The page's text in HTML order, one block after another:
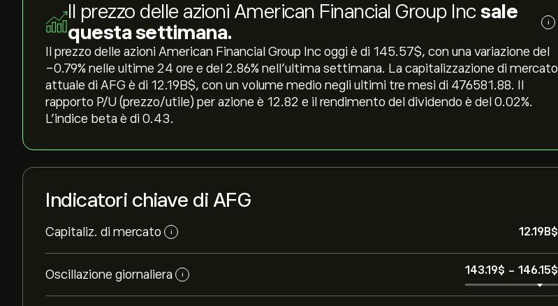
Il prezzo delle azioni American Financial Group Incsale
questa settimana.
i
Il prezzo delle azioni American Financial Group Inc oggi è di 145.57‎$‎, con una variazione del
‎-0.79‎% nelle ultime 24 ore e del ‎2.86‎% nell'ultima settimana. La capitalizzazione di mercato
attuale di AFG è di 12.19B‎$‎, con un volume medio negli ultimi tre mesi di 476581.88. Il
rapporto P/U (prezzo/utile) per azione è 12.82 e il rendimento del dividendo è del 0.02%.
L'indice beta è di 0.43.
Indicatori chiave di AFG
Capitaliz. di mercato i 12.19B‎$‎
Oscillazione giornaliera i 143.19‎$‎ - 146.15‎$‎